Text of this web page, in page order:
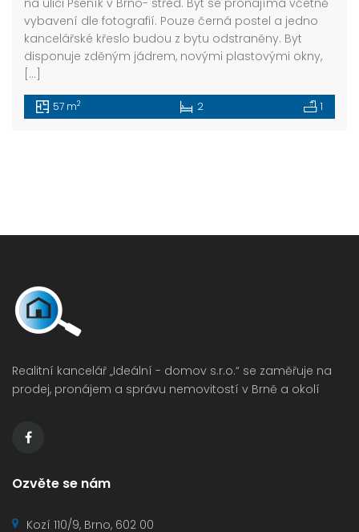
vybavení dle fotografií. Pouze černá postel a jedno
kancelářské křeslo budou z bytu odstraněny. Byt
disponuje zděným jádrem, novými plastovými okny,
[…]
57 m2 2 1
Realitní kancelář „Ideální -⁠ domov s.r.o.“ se zaměřuje na
prodej, pronájem a správu nemovitostí v Brně a okolí
Ozvěte se nám
Kozí 110/9, Brno, 602 00